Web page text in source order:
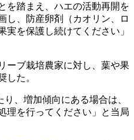
を踏まえ、ハエの活動再開を
し、防産卵剤（カオリン、ロ
実を保護し続けてください」
ーブ栽培農家に対し、葉や果
した。
、増加傾向にある場合は、
理を行ってください」と当局